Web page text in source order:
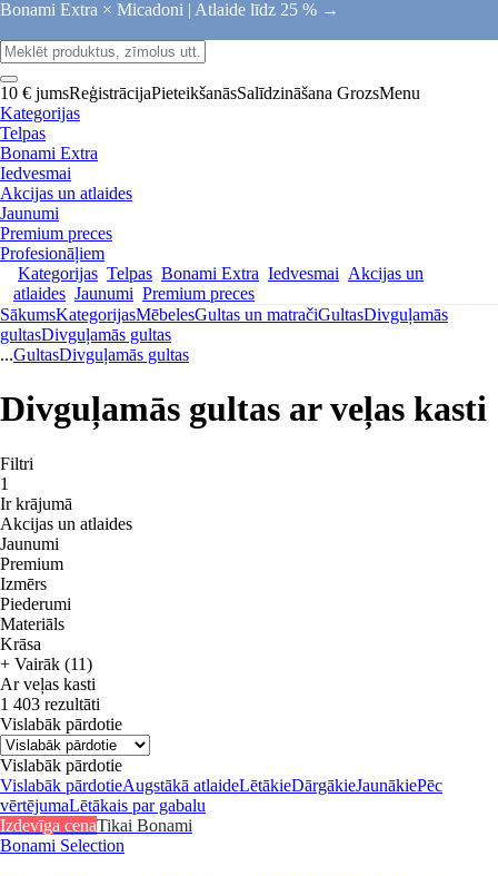
Bonami Extra × Micadoni | Atlaide līdz 25 % →
10 € jumsReģistrācijaPieteikšanāsSalīdzināšana GrozsMenu
Kategorijas
Telpas
Bonami Extra
Iedvesmai
Akcijas un atlaides
Jaunumi
Premium preces
Profesionāļiem
Kategorijas Telpas Bonami Extra Iedvesmai Akcijas un
atlaides Jaunumi Premium preces
SākumsKategorijasMēbelesGultas un matračiGultasDivguļamās
gultasDivguļamās gultas
...GultasDivguļamās gultas
Divguļamās gultas ar veļas kasti
Filtri
1
Ir krājumā
Akcijas un atlaides
Jaunumi
Premium
Izmērs
Piederumi
Materiāls
Krāsa
+ Vairāk (11)
Ar veļas kasti
1 403 rezultāti
Vislabāk pārdotie
Vislabāk pārdotie
Vislabāk pārdotieAugstākā atlaideLētākieDārgākieJaunākiePēc
vērtējumaLētākais par gabalu
Izdevīga cenaTikai Bonami
Bonami Selection